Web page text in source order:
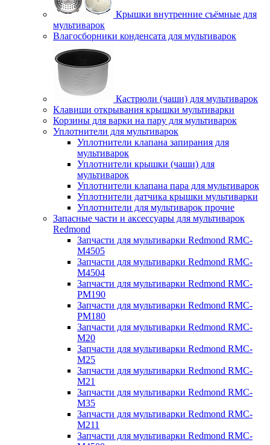
Крышки внутренние съёмные для
мультиварок
Влагосборники конденсата для мультиварок
Кастрюли (чаши) для мультиварок
Клавиши открывания крышки мультиварки
Корзины для варки на пару для мультиварок
Уплотнители для мультиварок
Уплотнители клапана запирания для
мультиварок
Уплотнители крышки (чаши) для
мультиварок
Уплотнители клапана пара для мультиварок
Уплотнители датчика крышки мультиварки
Уплотнители для мультиварок прочие
Запасные части и аксессуары для мультиварок
Redmond
Запчасти для мультиварки Redmond RMC-
M4505
Запчасти для мультиварки Redmond RMC-
M4504
Запчасти для мультиварки Redmond RMC-
PM190
Запчасти для мультиварки Redmond RMC-
PM180
Запчасти для мультиварки Redmond RMC-
M20
Запчасти для мультиварки Redmond RMC-
M25
Запчасти для мультиварки Redmond RMC-
M21
Запчасти для мультиварки Redmond RMC-
M35
Запчасти для мультиварки Redmond RMC-
M211
Запчасти для мультиварки Redmond RMC-